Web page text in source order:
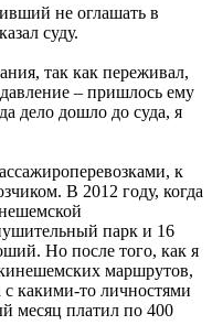
не оглашать в
суду.
так как переживал,
– пришлось ему
дело дошло до суда, я
к
В 2012 году, когда
парк и 16
Но после того, как я
маршрутов,
какими-то личностями
месяц платил по 400